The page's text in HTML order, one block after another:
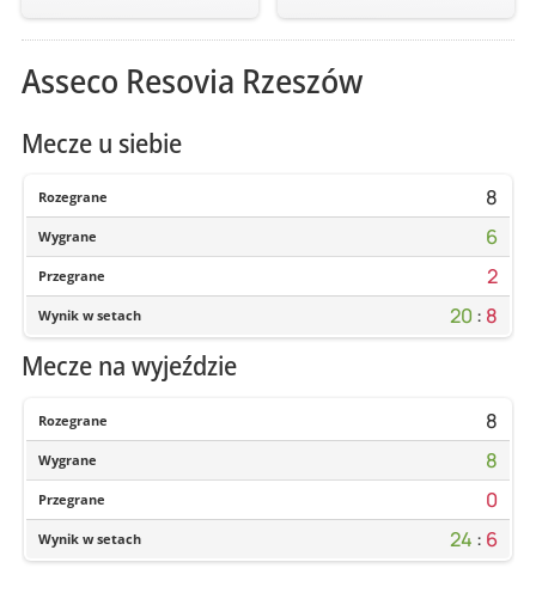
Asseco Resovia Rzeszów
Mecze u siebie
Rozegrane 8
Wygrane 6
Przegrane 2
Wynik w setach 20 : 8
Mecze na wyjeździe
Rozegrane 8
Wygrane 8
Przegrane 0
Wynik w setach 24 : 6